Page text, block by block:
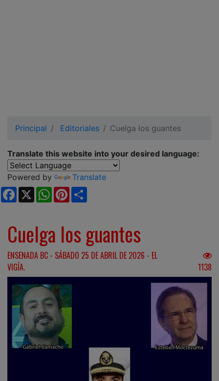
Principal Editoriales Cuelga los guantes
Translate this website into your desired language:
Powered by
Translate
Facebook
X WhatsApp
Pinterest
Cuelga los guantes
ENSENADA BC - SÁBADO 25 DE ABRIL DE 2026 - EL
VIGÍA.
1138